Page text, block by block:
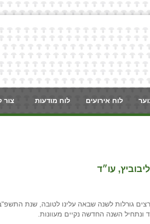
לוח אירועים לוח מודעות צור
עו״ד
גורלות לשנה שבאה עלינו לטובה, שנת
ונתחיל השנה החדשה נקיים מעוונות.